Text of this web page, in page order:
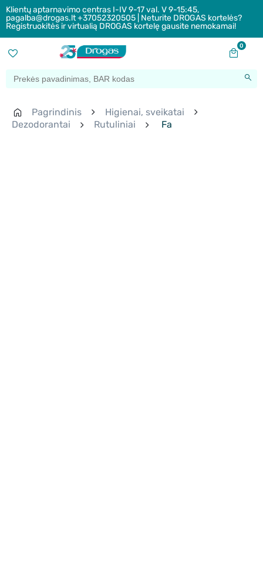
Klientų aptarnavimo centras I-IV 9-17 val. V 9-15:45,
pagalba@drogas.lt +37052320505 | Neturite DROGAS kortelės?
Registruokitės ir virtualią DROGAS kortelę gausite nemokamai!
0
Pagrindinis
Higienai, sveikatai
Dezodorantai
Rutuliniai Fa